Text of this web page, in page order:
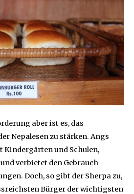
aber ist es, das
Nepalesen zu stärken. Angs
Kindergärten und Schulen,
verbietet den Gebrauch
Doch, so gibt der Sherpa zu,
Bürger der wichtigsten